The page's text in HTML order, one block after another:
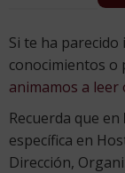
Si te ha
conocimientos
animamos a
Recuerda que en
específica en
Dirección,